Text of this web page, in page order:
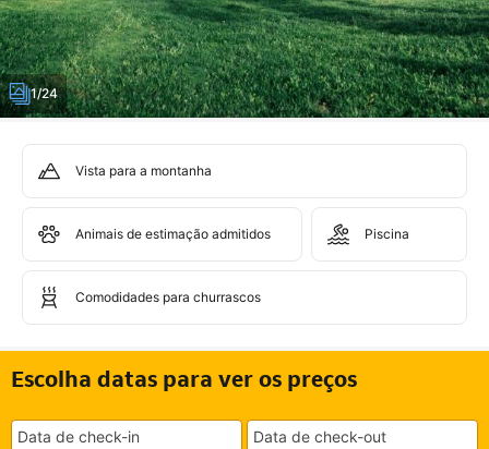
1/24
Vista para a montanha
Animais de estimação admitidos Piscina
Comodidades para churrascos
Escolha datas para ver os preços
Data de check-in Data de check-out